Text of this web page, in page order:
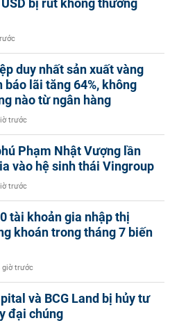
USD bị rút không thương
duy nhất sản xuất vàng
báo lãi tăng 64%, không
nào từ ngân hàng
trước
Phạm Nhật Vượng lần
vào hệ sinh thái Vingroup
trước
tài khoản gia nhập thị
khoán trong tháng 7 biến
giờ trước
và BCG Land bị hủy tư
đại chúng